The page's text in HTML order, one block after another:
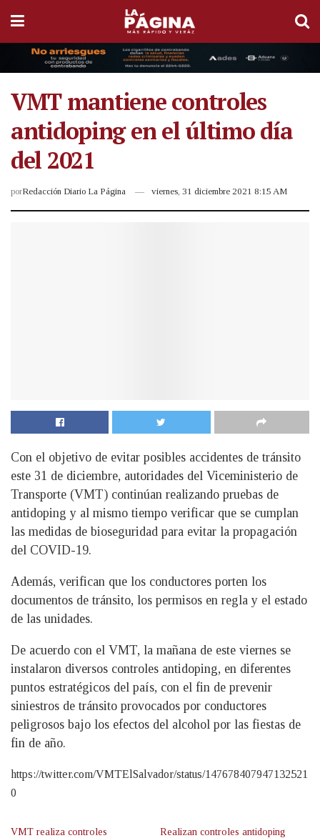
VMT mantiene controles
antidoping en el último día
del 2021
porRedacción Diario La Página viernes, 31 diciembre 2021 8:15 AM
Con el objetivo de evitar posibles accidentes de tránsito
este 31 de diciembre, autoridades del Viceministerio de
Transporte (VMT) continúan realizando pruebas de
antidoping y al mismo tiempo verificar que se cumplan
las medidas de bioseguridad para evitar la propagación
del COVID-19.
Además, verifican que los conductores porten los
documentos de tránsito, los permisos en regla y el estado
de las unidades.
De acuerdo con el VMT, la mañana de este viernes se
instalaron diversos controles antidoping, en diferentes
puntos estratégicos del país, con el fin de prevenir
siniestros de tránsito provocados por conductores
peligrosos bajo los efectos del alcohol por las fiestas de
fin de año.
https://twitter.com/VMTElSalvador/status/147678407947132521
0
VMT realiza controles
Realizan controles antidoping